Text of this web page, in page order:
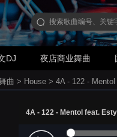
DJ 夜店商业舞曲
曲 > House > 4A - 122 -
4A - 122 - Mentol feat.